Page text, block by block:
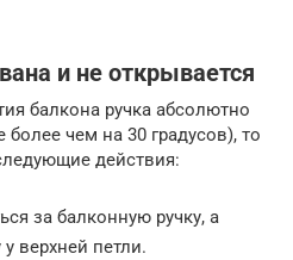
и не открывается
балкона ручка абсолютно
более чем на 30 градусов), то
действия:
за балконную ручку, а
у верхней петли.